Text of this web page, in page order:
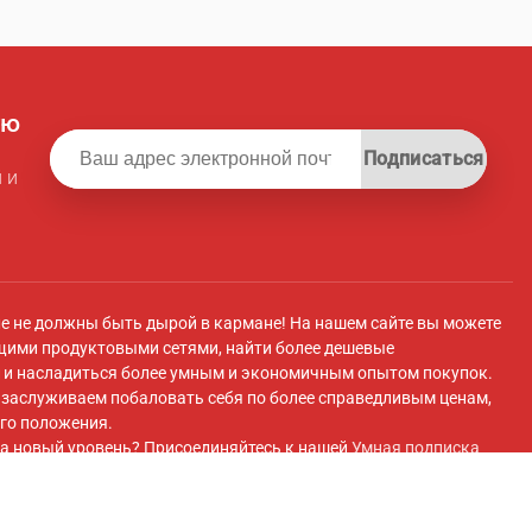
и
Подписаться
не должны быть дырой в кармане! На нашем сайте вы можете
продуктовыми сетями, найти более дешевые
насладиться более умным и экономичным опытом покупок.
побаловать себя по более справедливым ценам,
положения.
новый уровень? Присоединяйтесь к нашей Умная подписка